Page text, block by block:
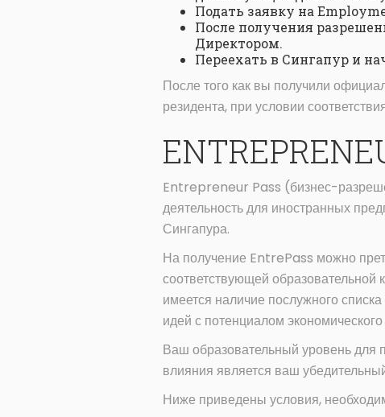
Подать заявку на
После получения
Директором.
Переехать в Сингапур и
После того как вы получили
резидента, при условии
Entrepreneur Pass (бизнес-
деятельность для иностранных
Сингапура.
На получение EntrePass можно
соответствующей
имеется наличие послужного
идей с потенциалом экономического
Ваш образовательный уровень для
влияния является ваш
Ниже приведены условия,